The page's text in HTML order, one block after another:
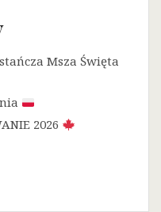
Msza Święta
2026